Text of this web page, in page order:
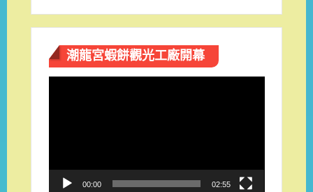
潮龍宮蝦餅觀光工廠開幕
00:00 02:55